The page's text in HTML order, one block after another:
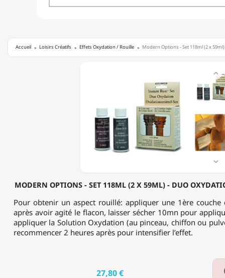
Accueil Loisirs Créatifs Effets Oxydation / Rouille Modern Options - Set 118ml (2 x
RUST
SET)
MODERN OPTIONS - SET 118ML (2 X 59ML) - DUO


Pour obtenir un aspect rouillé: appliquer une 1ère couche
après avoir agité le flacon, laisser sécher 10mn pour
appliquer la Solution Oxydation (au pinceau, chiffon ou
recommencer 2 heures après pour intensifier l’effet.
27,80 €